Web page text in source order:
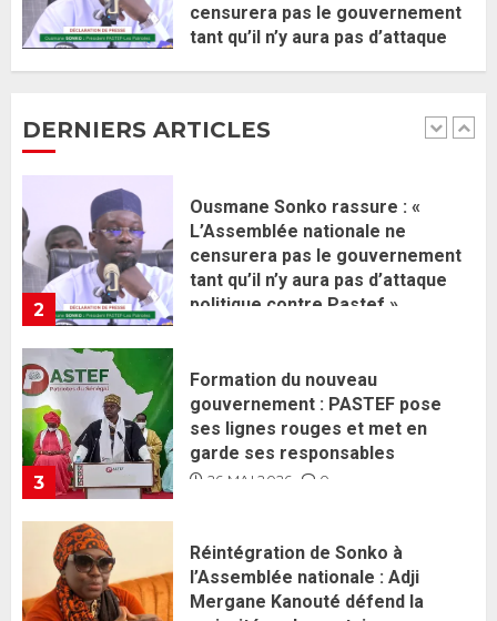
censurera pas le gouvernement
tant qu’il n’y aura pas d’attaque
DERNIERS ARTICLES
2
Ousmane Sonko rassure : «
politique contre Pastef »
3
Formation du nouveau
gouvernement : PASTEF pose
ses lignes rouges et met en
garde ses responsables
26 MAI 2026 0
4
Réintégration de Sonko à
l’Assemblée nationale : Adji
Mergane Kanouté défend la
majorité parlementaire
26 MAI 2026 0
Guy Marius Sagna inquiet après la
nomination d’Al Aminou Lo : «
J’espère me tromper »